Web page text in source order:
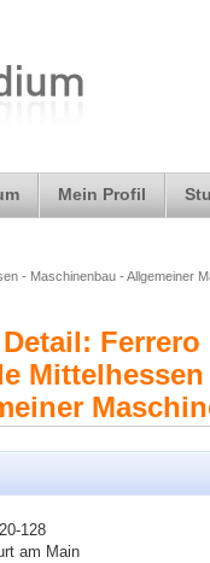
Mein Profil
- Maschinenbau - Allgemeiner
128
am Main